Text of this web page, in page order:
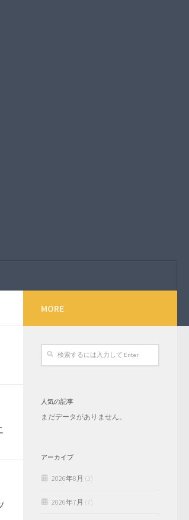
MORE
人気の記事
まだデータがありません。
アーカイブ
2026年8月 (3)
2026年7月 (7)